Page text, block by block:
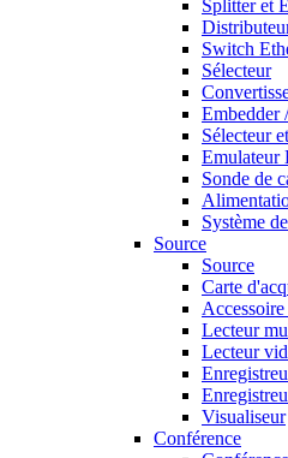
Splitter et
Switch
Sélecteur
Embedder
Sélecteur
Emulateur
Sonde de
Système
Source
Source
Carte
Lecteur
Lecteur
Visualiseur
Conférence